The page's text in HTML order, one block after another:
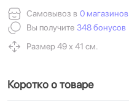
Самовывоз в 0 магазинов
Вы получите 348 бонусов
Размер 49 х 41 см.
Коротко о товаре